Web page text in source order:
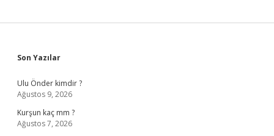
Sidebar
Son Yazılar
Ulu Önder kimdir ?
Ağustos 9, 2026
Kurşun kaç mm ?
Ağustos 7, 2026